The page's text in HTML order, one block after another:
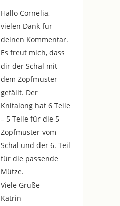
Hallo Cornelia,
vielen Dank für
deinen Kommentar.
Es freut mich, dass
dir der Schal mit
dem Zopfmuster
gefällt. Der
Knitalong hat 6 Teile
– 5 Teile für die 5
Zopfmuster vom
Schal und der 6. Teil
für die passende
Mütze.
Viele Grüße
Katrin